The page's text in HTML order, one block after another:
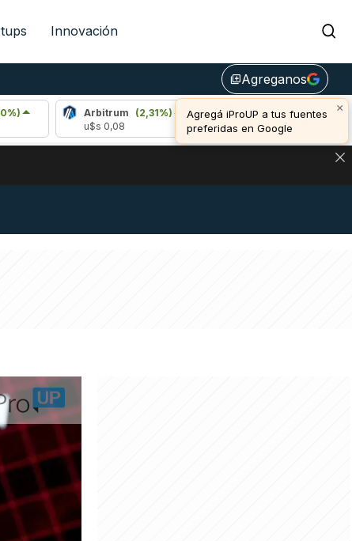
Innovación
library_addAgreganos
×
Agregá iProUP a tus fuentes
preferidas en Google
Arbitrum (2,31%)
Bitcoin (0,44%)
u$s 65.043,00
IMPACTO EN BITCOIN, DÓLAR CRIPTO Y EXCHANGES